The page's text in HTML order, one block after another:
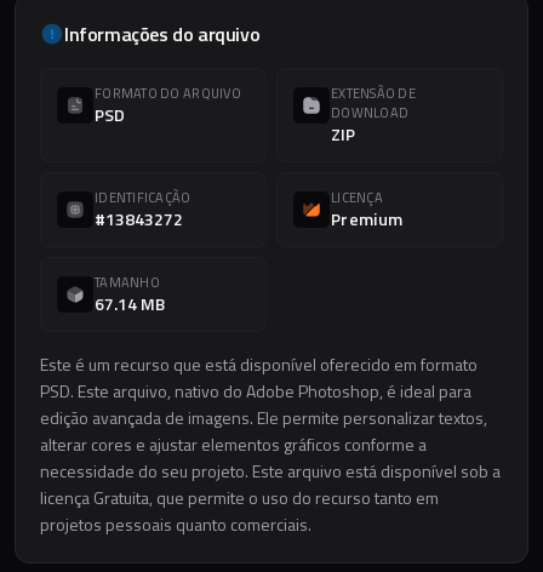
Informações do arquivo
FORMATO DO ARQUIVO
PSD
EXTENSÃO DE
DOWNLOAD
ZIP
IDENTIFICAÇÃO
#13843272
LICENÇA
Premium
TAMANHO
67.14 MB
Este é um recurso que está disponível oferecido em formato
PSD. Este arquivo, nativo do Adobe Photoshop, é ideal para
edição avançada de imagens. Ele permite personalizar textos,
alterar cores e ajustar elementos gráficos conforme a
necessidade do seu projeto. Este arquivo está disponível sob a
licença Gratuita, que permite o uso do recurso tanto em
projetos pessoais quanto comerciais.